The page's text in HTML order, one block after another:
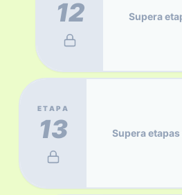
12 Supera
ETAPA
13 Supera